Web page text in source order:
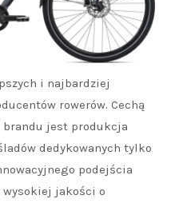
i najbardziej
rowerów. Cechą
jest produkcja
dedykowanych tylko
podejścia
wysokiej jakości o